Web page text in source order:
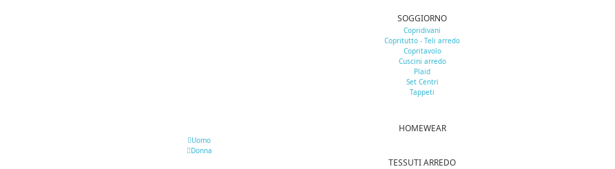
SOGGIORNO
Copridivani
Copritutto - Teli arredo
Copritavolo
Cuscini arredo
Plaid
Set Centri
Tappeti
HOMEWEAR
Uomo
Donna
TESSUTI ARREDO